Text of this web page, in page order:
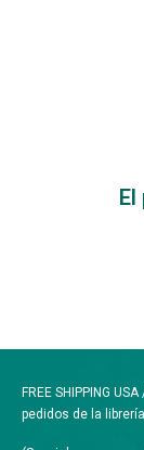
El
FREE SHIPPING
pedidos de la